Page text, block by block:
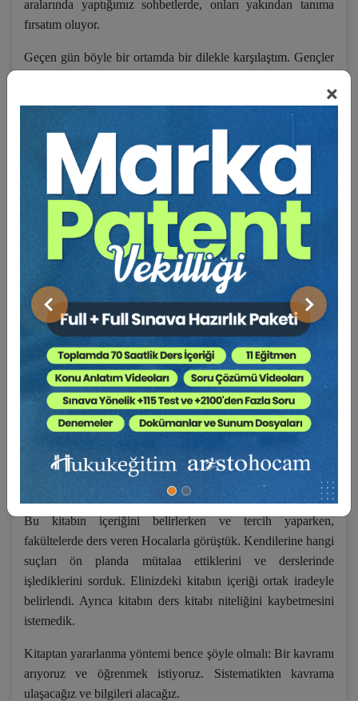
×
Önceki Sonraki
aralarında yaptığımız sohbetlerde, onları yakından tanıma
fırsatım oluyor.
Geçen gün böyle bir ortamda bir dilekle karşılaştım. Gençler
yardımcı olacak bir ders kitabı yazsanız. Böyle bir kitaptan
kavramları öğreniriz. Ayrıca sınavlara hazırlanırken de
yararlanırız.
Neden olmasın dedim, elinizdeki kitap ortaya çıktı. Ekibi
kurarken taze kana ihtiyaç vardı. Begüm İrtiş’le el ele verdik
çalıştık. Özellikle yasaların bu denli değiştirildiği bir ülkede,
pozitif hukuku hatasız kılmak adına, genç meslektaşımın
çabasını belirtmeden geçmek olmaz. Bir kuyumcu
hassasiyetiyle bu görevi Begüm üstlendi. Belirli bölümleri O
kaleme aldı. Genç hukukçu bakış açısını kitaba yerleştirdi.
Özellikle hukuk kitaplarında pek aşina olmadığımız şemalar
eseridir. Umarım başarmışızdır.
Kitabın içeriği sanırım amacı ile bağdaşıyor. Şöyle ki, Türk
Ceza Kanunu sistematiğini esas alarak, bu kitapta genel
hükümlere yer verdik.
Kardeş kitap aynı yöntemle yazdığımız Ceza Hukuku Özel
Hükümler kitabıdır.
Bu kitabın içeriğini belirlerken ve tercih yaparken,
fakültelerde ders veren Hocalarla görüştük. Kendilerine hangi
suçları ön planda mütalaa ettiklerini ve derslerinde
işlediklerini sorduk. Elinizdeki kitabın içeriği ortak iradeyle
belirlendi. Ayrıca kitabın ders kitabı niteliğini kaybetmesini
istemedik.
Kitaptan yararlanma yöntemi bence şöyle olmalı: Bir kavramı
arıyoruz ve öğrenmek istiyoruz. Sistematikten kavrama
ulaşacağız ve bilgileri alacağız.